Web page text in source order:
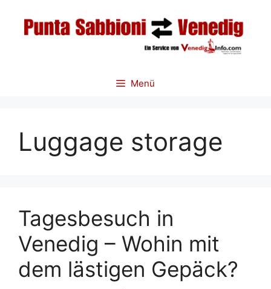
Inhalt
springen
Menü
Luggage storage
Tagesbesuch in
Venedig – Wohin mit
dem lästigen Gepäck?